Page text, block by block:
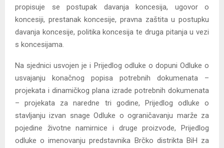
propisuje se postupak davanja koncesija, ugovor o
koncesiji, prestanak koncesije, pravna zaštita u postupku
davanja koncesije, politika koncesija te druga pitanja u vezi
s koncesijama.
Na sjednici usvojen je i Prijedlog odluke o dopuni Odluke o
usvajanju konačnog popisa potrebnih dokumenata –
projekata i dinamičkog plana izrade potrebnih dokumenata
– projekata za naredne tri godine, Prijedlog odluke o
stavljanju izvan snage Odluke o ograničavanju marže za
pojedine životne namirnice i druge proizvode, Prijedlog
odluke o imenovanju predstavnika Brčko distrikta BiH za